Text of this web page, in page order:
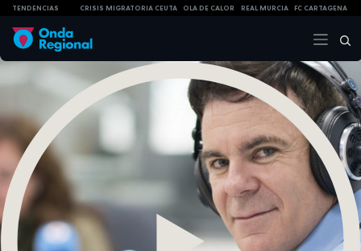
TENDENCIAS CRISIS MIGRATORIA CEUTA OLA DE CALOR REAL MURCIA FC CARTAGENA